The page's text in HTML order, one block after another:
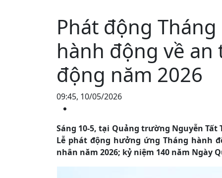
Phát động
hành động về an
động năm 2026
09:45, 10/05/2026
Sáng 10-5, tại Quảng trường Nguyễn
Lễ phát động hưởng ứng Tháng hành
nhân năm 2026; kỷ niệm 140 năm Ngày